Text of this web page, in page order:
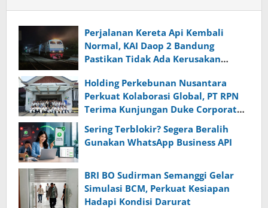
Perjalanan Kereta Api Kembali
Normal, KAI Daop 2 Bandung
Pastikan Tidak Ada Kerusakan
Operasional Pasca Gempa
Pangandaran
Holding Perkebunan Nusantara
Perkuat Kolaborasi Global, PT RPN
Terima Kunjungan Duke Corporate
Education
Sering Terblokir? Segera Beralih
Gunakan WhatsApp Business API
BRI BO Sudirman Semanggi Gelar
Simulasi BCM, Perkuat Kesiapan
Hadapi Kondisi Darurat